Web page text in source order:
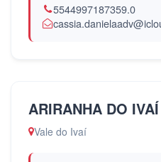
5544997187359.0
ARIRANHA DO IVAÍ
Vale do Ivaí